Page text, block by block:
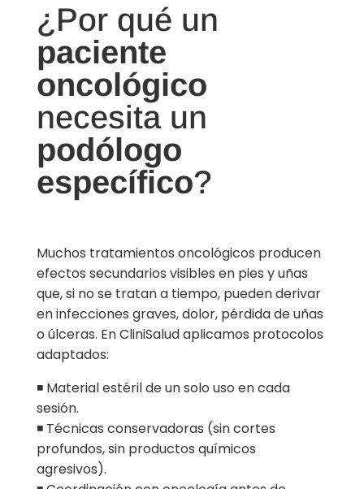
¿Por qué un
paciente
oncológico
necesita un
podólogo
específico?
Muchos tratamientos oncológicos producen
efectos secundarios visibles en pies y uñas
que, si no se tratan a tiempo, pueden derivar
en infecciones graves, dolor, pérdida de uñas
o úlceras. En CliniSalud aplicamos protocolos
adaptados:
◾ Material estéril de un solo uso en cada
sesión.
◾ Técnicas conservadoras (sin cortes
profundos, sin productos químicos
agresivos).